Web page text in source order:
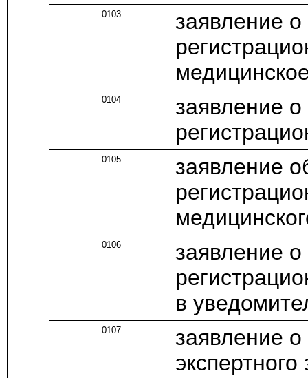
0103
заявление
0104
заявление
0105
заявление
0106
заявление
в
0107
заявление